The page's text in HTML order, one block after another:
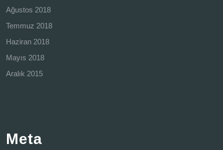
Ağustos 2018
Temmuz 2018
Haziran 2018
Mayıs 2018
Aralık 2015
Meta